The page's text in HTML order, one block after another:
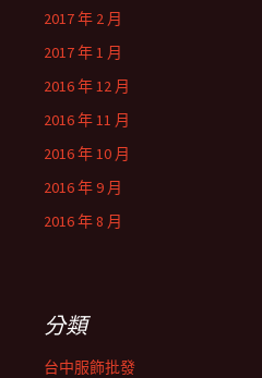
2017 年 2 月
2017 年 1 月
2016 年 12 月
2016 年 11 月
2016 年 10 月
2016 年 9 月
2016 年 8 月
分類
台中服飾批發